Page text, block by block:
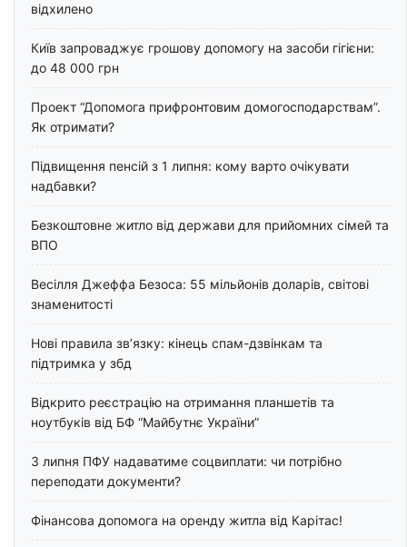
відхилено
Київ запроваджує грошову допомогу на засоби гігієни:
до 48 000 грн
Проект “Допомога прифронтовим домогосподарствам”.
Як отримати?
Підвищення пенсій з 1 липня: кому варто очікувати
надбавки?
Безкоштовне житло від держави для прийомних сімей та
ВПО
Весілля Джеффа Безоса: 55 мільйонів доларів, світові
знаменитості
Нові правила зв’язку: кінець спам-дзвінкам та
підтримка у збд
Відкрито реєстрацію на отримання планшетів та
ноутбуків від БФ “Майбутнє України”
З липня ПФУ надаватиме соцвиплати: чи потрібно
переподати документи?
Фінансова допомога на оренду житла від Карітас!